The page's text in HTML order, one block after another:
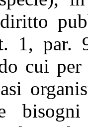
1,
cui